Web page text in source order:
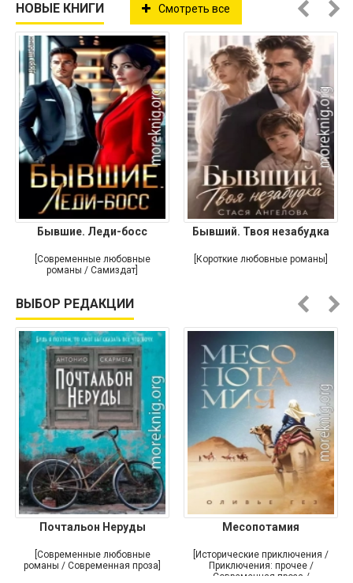
НОВЫЕ КНИГИ Смотреть все
Бывшие. Леди-босс
[Современные любовные
романы / Самиздат]
Бывший. Твоя незабудка
[Короткие любовные романы]
ВЫБОР РЕДАКЦИИ
Почтальон Неруды
[Современные любовные
романы / Современная проза]
Месопотамия
[Исторические приключения /
Приключения: прочее /
Современная проза /